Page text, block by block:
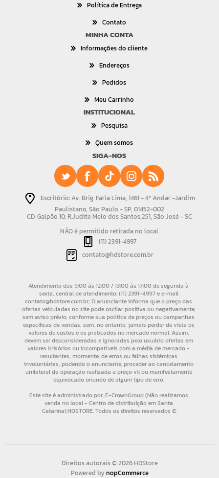
Política de Entrega
Contato
MINHA CONTA
Informações do cliente
Endereços
Pedidos
Meu Carrinho
INSTITUCIONAL
Pesquisa
Quem somos
SIGA-NOS
Escritório: Av. Brig. Faria Lima, 1461 - 4º Andar -Jardim
Paulistano, São Paulo - SP, 01452-002
CD: Galpão 10, R.Judite Melo dos Santos,251, São José - SC
NÃO é permitido retirada no local
(11) 2391-4997
contato@hdstore.com.br
Direitos autorais © 2026 HDStore
Powered bynopCommerce